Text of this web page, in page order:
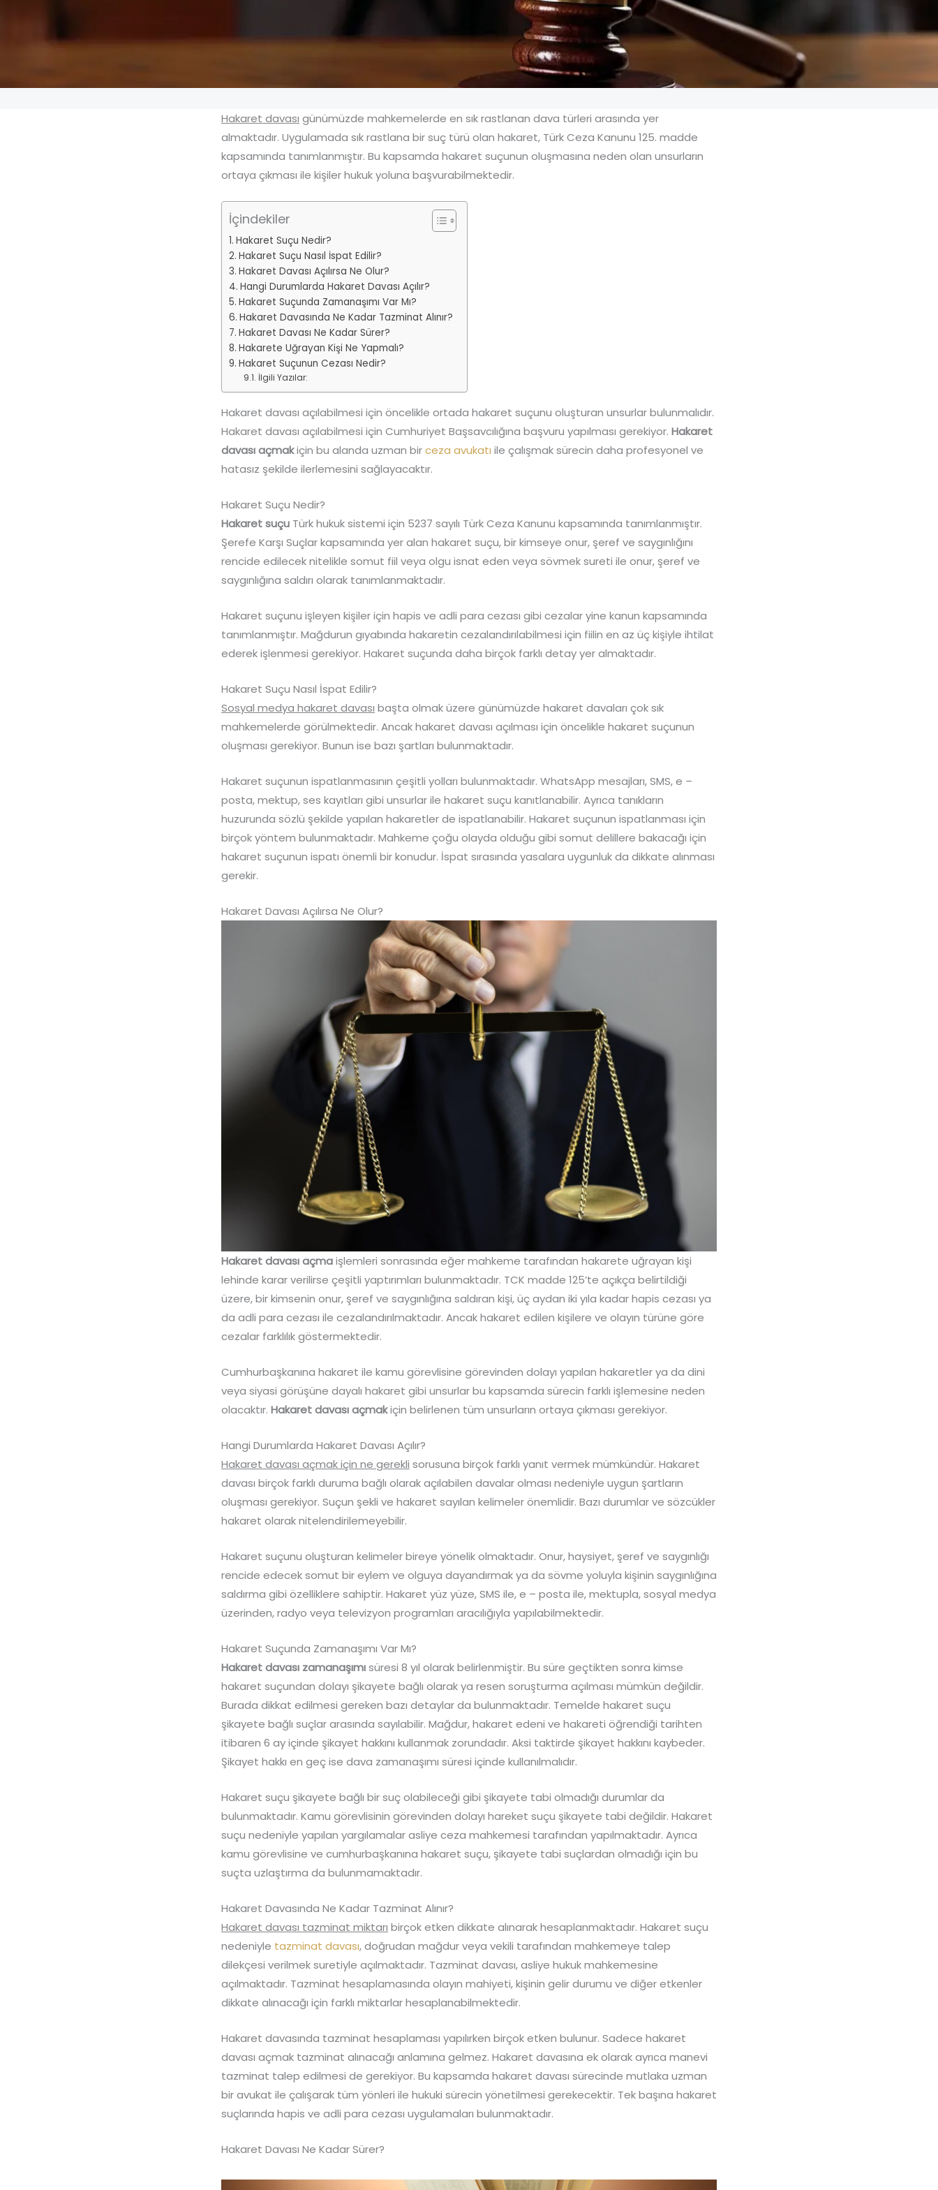
Hakaret davası günümüzde mahkemelerde en sık rastlanan dava türleri arasında yer
almaktadır. Uygulamada sık rastlana bir suç türü olan hakaret, Türk Ceza Kanunu 125. madde
kapsamında tanımlanmıştır. Bu kapsamda hakaret suçunun oluşmasına neden olan unsurların
ortaya çıkması ile kişiler hukuk yoluna başvurabilmektedir.
İçindekiler
Hakaret Suçu Nedir?
Hakaret Suçu Nasıl İspat Edilir?
Hakaret Davası Açılırsa Ne Olur?
Hangi Durumlarda Hakaret Davası Açılır?
Hakaret Suçunda Zamanaşımı Var Mı?
Hakaret Davasında Ne Kadar Tazminat Alınır?
Hakaret Davası Ne Kadar Sürer?
Hakarete Uğrayan Kişi Ne Yapmalı?
Hakaret Suçunun Cezası Nedir?
İlgili Yazılar:
Hakaret davası açılabilmesi için öncelikle ortada hakaret suçunu oluşturan unsurlar bulunmalıdır.
Hakaret davası açılabilmesi için Cumhuriyet Başsavcılığına başvuru yapılması gerekiyor. Hakaret
davası açmakiçin bu alanda uzman birceza avukatı ile çalışmak sürecin daha profesyonel ve
hatasız şekilde ilerlemesini sağlayacaktır.
Hakaret Suçu Nedir?
Hakaret suçu Türk hukuk sistemi için 5237 sayılı Türk Ceza Kanunu kapsamında tanımlanmıştır.
Şerefe Karşı Suçlar kapsamında yer alan hakaret suçu, bir kimseye onur, şeref ve saygınlığını
rencide edilecek nitelikle somut fiil veya olgu isnat eden veya sövmek sureti ile onur, şeref ve
saygınlığına saldırı olarak tanımlanmaktadır.
Hakaret suçunu işleyen kişiler için hapis ve adli para cezası gibi cezalar yine kanun kapsamında
tanımlanmıştır. Mağdurun gıyabında hakaretin cezalandırılabilmesi için fiilin en az üç kişiyle ihtilat
ederek işlenmesi gerekiyor. Hakaret suçunda daha birçok farklı detay yer almaktadır.
Hakaret Suçu Nasıl İspat Edilir?
Sosyal medya hakaret davası başta olmak üzere günümüzde hakaret davaları çok sık
mahkemelerde görülmektedir. Ancak hakaret davası açılması için öncelikle hakaret suçunun
oluşması gerekiyor. Bunun ise bazı şartları bulunmaktadır.
Hakaret suçunun ispatlanmasının çeşitli yolları bulunmaktadır. WhatsApp mesajları, SMS, e –
posta, mektup, ses kayıtları gibi unsurlar ile hakaret suçu kanıtlanabilir. Ayrıca tanıkların
huzurunda sözlü şekilde yapılan hakaretler de ispatlanabilir. Hakaret suçunun ispatlanması için
birçok yöntem bulunmaktadır. Mahkeme çoğu olayda olduğu gibi somut delillere bakacağı için
hakaret suçunun ispatı önemli bir konudur. İspat sırasında yasalara uygunluk da dikkate alınması
gerekir.
Hakaret Davası Açılırsa Ne Olur?
Hakaret davası açmaişlemleri sonrasında eğer mahkeme tarafından hakarete uğrayan kişi
lehinde karar verilirse çeşitli yaptırımları bulunmaktadır. TCK madde 125’te açıkça belirtildiği
üzere, bir kimsenin onur, şeref ve saygınlığına saldıran kişi, üç aydan iki yıla kadar hapis cezası ya
da adli para cezası ile cezalandırılmaktadır. Ancak hakaret edilen kişilere ve olayın türüne göre
cezalar farklılık göstermektedir.
Cumhurbaşkanına hakaret ile kamu görevlisine görevinden dolayı yapılan hakaretler ya da dini
veya siyasi görüşüne dayalı hakaret gibi unsurlar bu kapsamda sürecin farklı işlemesine neden
olacaktır. Hakaret davası açmakiçin belirlenen tüm unsurların ortaya çıkması gerekiyor.
Hangi Durumlarda Hakaret Davası Açılır?
Hakaret davası açmak için ne gerekli sorusuna birçok farklı yanıt vermek mümkündür. Hakaret
davası birçok farklı duruma bağlı olarak açılabilen davalar olması nedeniyle uygun şartların
oluşması gerekiyor. Suçun şekli ve hakaret sayılan kelimeler önemlidir. Bazı durumlar ve sözcükler
hakaret olarak nitelendirilemeyebilir.
Hakaret suçunu oluşturan kelimeler bireye yönelik olmaktadır. Onur, haysiyet, şeref ve saygınlığı
rencide edecek somut bir eylem ve olguya dayandırmak ya da sövme yoluyla kişinin saygınlığına
saldırma gibi özelliklere sahiptir. Hakaret yüz yüze, SMS ile, e – posta ile, mektupla, sosyal medya
üzerinden, radyo veya televizyon programları aracılığıyla yapılabilmektedir.
Hakaret Suçunda Zamanaşımı Var Mı?
Hakaret davası zamanaşımısüresi 8 yıl olarak belirlenmiştir. Bu süre geçtikten sonra kimse
hakaret suçundan dolayı şikayete bağlı olarak ya resen soruşturma açılması mümkün değildir.
Burada dikkat edilmesi gereken bazı detaylar da bulunmaktadır. Temelde hakaret suçu
şikayete bağlı suçlar arasında sayılabilir. Mağdur, hakaret edeni ve hakareti öğrendiği tarihten
itibaren 6 ay içinde şikayet hakkını kullanmak zorundadır. Aksi taktirde şikayet hakkını kaybeder.
Şikayet hakkı en geç ise dava zamanaşımı süresi içinde kullanılmalıdır.
Hakaret suçu şikayete bağlı bir suç olabileceği gibi şikayete tabi olmadığı durumlar da
bulunmaktadır. Kamu görevlisinin görevinden dolayı hareket suçu şikayete tabi değildir. Hakaret
suçu nedeniyle yapılan yargılamalar asliye ceza mahkemesi tarafından yapılmaktadır. Ayrıca
kamu görevlisine ve cumhurbaşkanına hakaret suçu, şikayete tabi suçlardan olmadığı için bu
suçta uzlaştırma da bulunmamaktadır.
Hakaret Davasında Ne Kadar Tazminat Alınır?
Hakaret davası tazminat miktarı birçok etken dikkate alınarak hesaplanmaktadır. Hakaret suçu
nedeniyle tazminat davası, doğrudan mağdur veya vekili tarafından mahkemeye talep
dilekçesi verilmek suretiyle açılmaktadır. Tazminat davası, asliye hukuk mahkemesine
açılmaktadır. Tazminat hesaplamasında olayın mahiyeti, kişinin gelir durumu ve diğer etkenler
dikkate alınacağı için farklı miktarlar hesaplanabilmektedir.
Hakaret davasında tazminat hesaplaması yapılırken birçok etken bulunur. Sadece hakaret
davası açmak tazminat alınacağı anlamına gelmez. Hakaret davasına ek olarak ayrıca manevi
tazminat talep edilmesi de gerekiyor. Bu kapsamda hakaret davası sürecinde mutlaka uzman
bir avukat ile çalışarak tüm yönleri ile hukuki sürecin yönetilmesi gerekecektir. Tek başına hakaret
suçlarında hapis ve adli para cezası uygulamaları bulunmaktadır.
Hakaret Davası Ne Kadar Sürer?